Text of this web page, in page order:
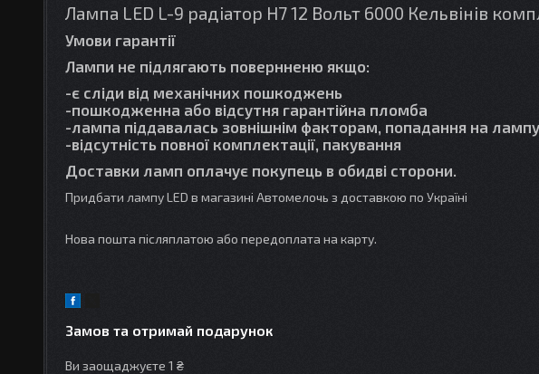
Лампа LED L-9 радіатор H7 12 Вольт 6000 Кельвінів
Умови гарантії
Лампи не підлягають повернненю якщо:
-є сліди від механічних пошкоджень
-пошкодженна або відсутня гарантійна пломба
-лампа піддавалась зовнішнім факторам, попадання на лампу
-відсутність повної комплектації, пакування
Доставки ламп оплачує покупець в обидві сторони.
Придбати лампу LED в магазині Автомелочь з доставкою по Україні
Нова пошта післяплатою або передоплата на карту.
Замов та отримай подарунок
Ви заощаджуєте 1 ₴